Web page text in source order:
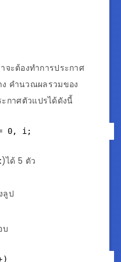
าจะต้องทำการประกาศ
ง คำนวณผลรวมของ
กาศตัวแปรได้ดังนี้
0, i;
)ได้ 5 ตัว
ลูป
บ